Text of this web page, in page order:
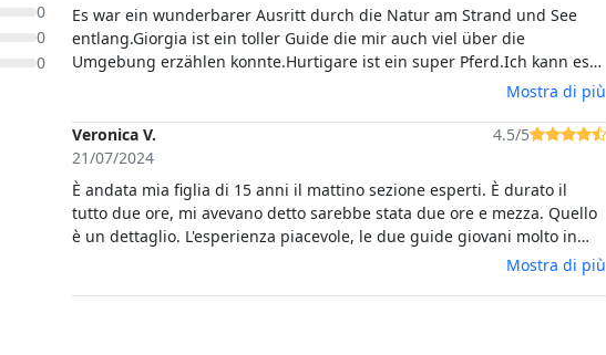
0
0
0
Es war ein wunderbarer Ausritt durch die Natur am Strand und See
entlang.Giorgia ist ein toller Guide die mir auch viel über die
Umgebung erzählen konnte.Hurtigare ist ein super Pferd.Ich kann es
Mostra di più
Veronica V.
21/07/2024
4.5/5
È andata mia figlia di 15 anni il mattino sezione esperti. È durato il
tutto due ore, mi avevano detto sarebbe stata due ore e mezza. Quello
è un dettaglio. L'esperienza piacevole, le due guide giovani molto in
gamba e simpatici. Mia figlia dice avrebbe voluto galoppare un po' di
Mostra di più